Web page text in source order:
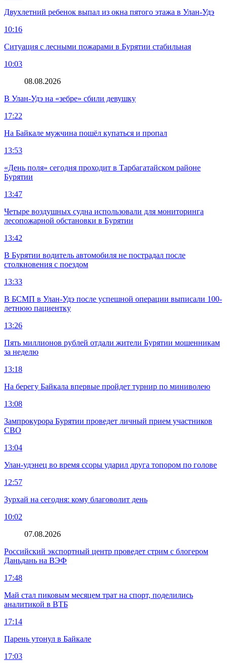
Двухлетний ребенок выпал из окна пятого этажа в Улан-Удэ
10:16
Ситуация с лесными пожарами в Бурятии стабильная
10:03
08.08.2026
В Улан-Удэ на «зебре» сбили девушку
17:22
На Байкале мужчина пошёл купаться и пропал
13:53
«День поля» сегодня проходит в Тарбагатайском районе
Бурятии
13:47
Четыре воздушных судна использовали для мониторинга
лесопожарной обстановки в Бурятии
13:42
В Бурятии водитель автомобиля не пострадал после
столкновения с поездом
13:33
В БСМП в Улан-Удэ после успешной операции выписали 100-
летнюю пациентку
13:26
Пять миллионов рублей отдали жители Бурятии мошенникам
за неделю
13:18
На берегу Байкала впервые пройдет турнир по миниволею
13:08
Зампрокурора Бурятии проведет личный прием участников
СВО
13:04
Улан-удэнец во время ссоры ударил друга топором по голове
12:57
Зурхай на сегодня: кому благоволит день
10:02
07.08.2026
Российский экспортный центр проведет стрим с блогером
Даньдань на ВЭФ
17:48
Май стал пиковым месяцем трат на спорт, поделились
аналитикой в ВТБ
17:14
Парень утонул в Байкале
17:03